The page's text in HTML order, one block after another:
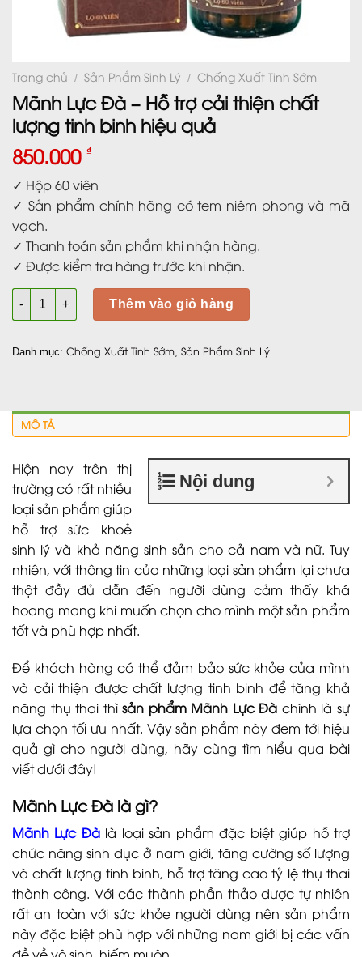
Trang chủ / Sản Phẩm Sinh Lý / Chống Xuất Tinh Sớm
Mãnh Lực Đà – Hỗ trợ cải thiện chất
lượng tinh binh hiệu quả
850.000 ₫
✓ Hộp 60 viên
✓ Sản phẩm chính hãng có tem niêm phong và mã
vạch.
✓ Thanh toán sản phẩm khi nhận hàng.
✓ Được kiểm tra hàng trước khi nhận.
Mãnh Lực Đà - Hỗ trợ cải thiện chất lượng tinh binh hiệu quả
Thêm vào giỏ hàng
Danh mục: Chống Xuất Tinh Sớm Sản Phẩm Sinh Lý
MÔ TẢ
Nội dung
Hiện nay trên thị
trường có rất nhiều
loại sản phẩm giúp
hỗ trợ sức khoẻ
sinh lý và khả năng sinh sản cho cả nam và nữ. Tuy
nhiên, với thông tin của những loại sản phẩm lại chưa
thật đầy đủ dẫn đến người dùng cảm thấy khá
hoang mang khi muốn chọn cho mình một sản phẩm
tốt và phù hợp nhất.
Để khách hàng có thể đảm bảo sức khỏe của mình
và cải thiện được chất lượng tinh binh để tăng khả
năng thụ thai thìsản phẩm Mãnh Lực Đà chính là sự
lựa chọn tối ưu nhất. Vậy sản phẩm này đem tới hiệu
quả gì cho người dùng, hãy cùng tìm hiểu qua bài
viết dưới đây!
Mãnh Lực Đà là gì?
Mãnh Lực Đàlà loại sản phẩm đặc biệt giúp hỗ trợ
chức năng sinh dục ở nam giới, tăng cường số lượng
và chất lượng tinh binh, hỗ trợ tăng cao tỷ lệ thụ thai
thành công. Với các thành phần thảo dược tự nhiên
rất an toàn với sức khỏe người dùng nên sản phẩm
này đặc biệt phù hợp với những nam giới bị các vấn